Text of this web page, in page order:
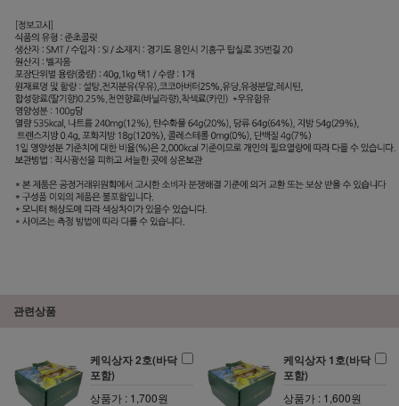
관련상품
케익상자 2호(바닥
포함)
상품가 : 1,700원
케익상자 1호(바닥
포함)
상품가 : 1,600원